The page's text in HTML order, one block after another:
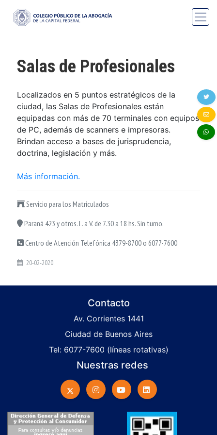
Salas de Profesionales
Localizados en 5 puntos estratégicos de la
ciudad, las Salas de Profesionales están
equipadas con más de 70 terminales con equipos
de PC, además de scanners e impresoras.
Brindan acceso a bases de jurisprudencia,
doctrina, legislación y más.
Más información.
Servicio para los Matriculados
Paraná 423 y otros. L. a V. de 7.30 a 18 hs. Sin turno.
Centro de Atención Telefónica 4379-8700 o 6077-7600
20-02-2020
Contacto
Av. Corrientes 1441
Ciudad de Buenos Aires
Tel: 6077-7600 (líneas rotativas)
Nuestras redes